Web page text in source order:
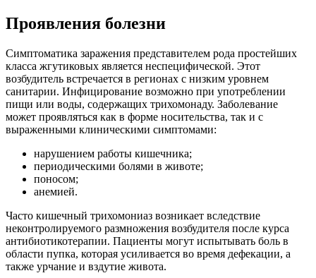
Проявления болезни
Симптоматика заражения представителем рода простейших
класса жгутиковых является неспецифической. Этот
возбудитель встречается в регионах с низким уровнем
санитарии. Инфицирование возможно при употреблении
пищи или воды, содержащих трихомонаду. Заболевание
может проявляться как в форме носительства, так и с
выраженными клиническими симптомами:
нарушением работы кишечника;
периодическими болями в животе;
поносом;
анемией.
Часто кишечный трихомониаз возникает вследствие
неконтролируемого размножения возбудителя после курса
антибиотикотерапии. Пациенты могут испытывать боль в
области пупка, которая усиливается во время дефекации, а
также урчание и вздутие живота.